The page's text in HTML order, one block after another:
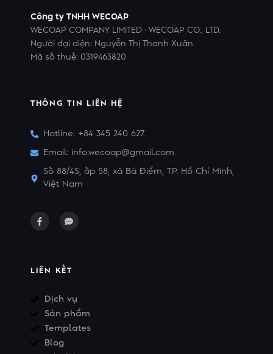
Công ty TNHH WECOAP
WECOAP COMPANY LIMITED · WECOAP CO., LTD.
Người đại diện: Nguyễn Thị Thanh Xuân
Mã số thuế: 0319463820
THÔNG TIN LIÊN HỆ
Hotline: +84 345 240 627
Email: info.wecoap@gmail.com
Số 88/4S, ấp 58, xã Bà Điểm, TP. Hồ Chí Minh,
Việt Nam
LIÊN KẾT
Dịch vụ
Sản phẩm
Templates
Blog